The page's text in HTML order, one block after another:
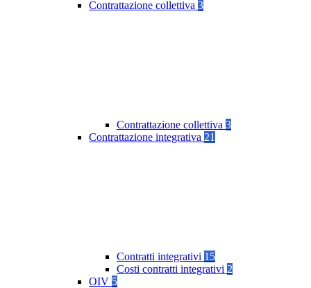
Contrattazione collettiva 3
Contrattazione collettiva 3
Contrattazione integrativa 21
Contratti integrativi 15
Costi contratti integrativi 2
OIV 5